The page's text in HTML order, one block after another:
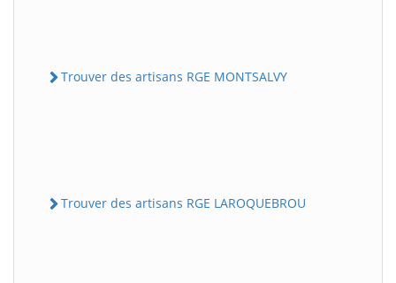
Trouver des artisans RGE MONTSALVY
Trouver des artisans RGE LAROQUEBROU